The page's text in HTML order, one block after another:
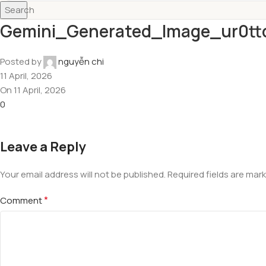
Search
Posted by
nguyễn chi
11 April, 2026
On 11 April, 2026
0
Leave a Reply
Your email address will not be published.Required fields are
Comment*